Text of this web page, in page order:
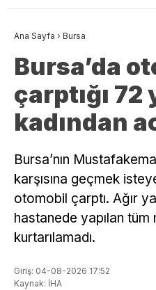
Ana Sayfa › Bursa
Bursa’da
çarptığı 72
kadından
Bursa’nın
karşısına geçmek
otomobil çarptı. Ağır
hastanede yapılan
kurtarılamadı.
Giriş: 04-08-2026 17:52
Kaynak: İHA